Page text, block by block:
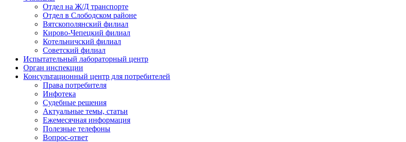
Отдел на Ж/Д транспорте
Отдел в Слободском районе
Вятскополянский филиал
Кирово-Чепецкий филиал
Котельничский филиал
Советский филиал
Испытательный лабораторный центр
Орган инспекции
Консультационный центр для потребителей
Права потребителя
Инфотека
Судебные решения
Актуальные темы, cтатьи
Ежемесячная информация
Полезные телефоны
Вопрос-ответ